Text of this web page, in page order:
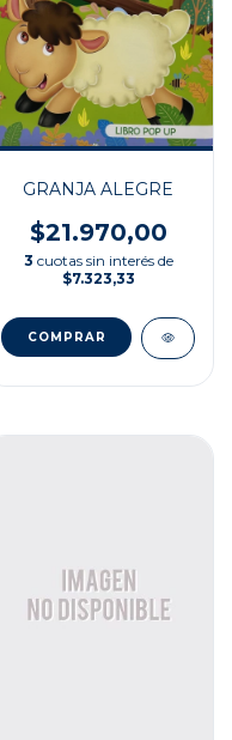
GRANJA ALEGRE
$21.970,00
3 cuotas sin interés de
$7.323,33